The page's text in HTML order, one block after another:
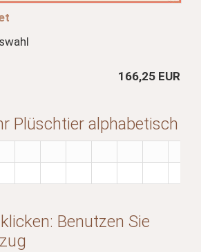
166,25 EUR
Plüschtier alphabetisch
Benutzen Sie